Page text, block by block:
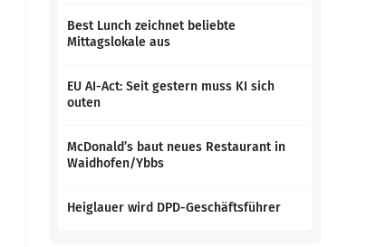
Best Lunch zeichnet beliebte
Mittagslokale aus
EU AI-Act: Seit gestern muss KI sich
outen
McDonald’s baut neues Restaurant in
Waidhofen/Ybbs
Heiglauer wird DPD-Geschäftsführer